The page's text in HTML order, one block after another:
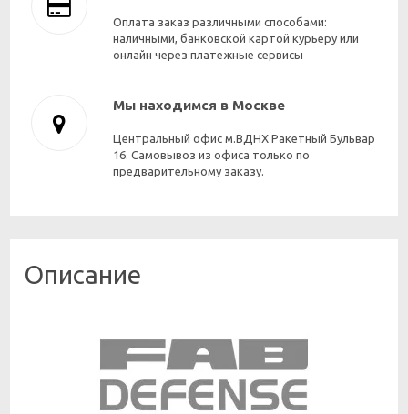
Оплата заказ различными способами:
наличными, банковской картой курьеру или
онлайн через платежные сервисы
Мы находимся в Москве
Центральный офис м.ВДНХ Ракетный Бульвар
16. Самовывоз из офиса только по
предварительному заказу.
Описание